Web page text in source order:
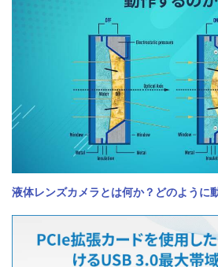
液体レンズカメラとは何か？どのように